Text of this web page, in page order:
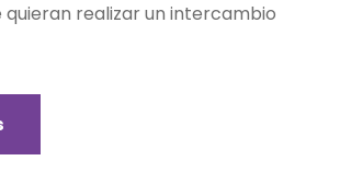
quieran realizar un intercambio